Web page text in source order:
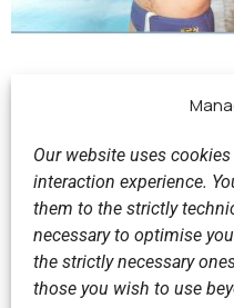
Our website uses
interaction experience.
them to the strictly
necessary to optimise
the strictly necessary
those you wish to use
Previous